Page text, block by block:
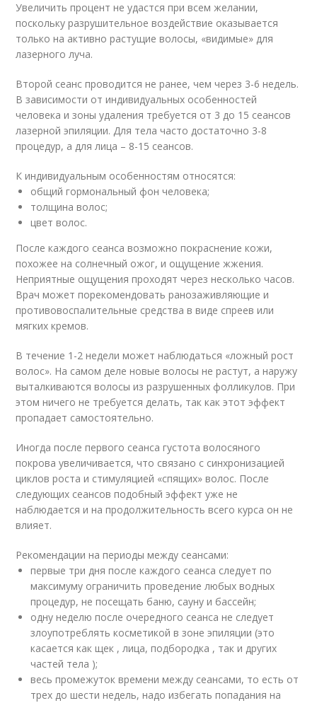
Увеличить процент не удастся при всем желании,
поскольку разрушительное воздействие оказывается
только на активно растущие волосы, «видимые» для
лазерного луча.
Второй сеанс проводится не ранее, чем через 3-6 недель.
В зависимости от индивидуальных особенностей
человека и зоны удаления требуется от 3 до 15 сеансов
лазерной эпиляции. Для тела часто достаточно 3-8
процедур, а для лица – 8-15 сеансов.
К индивидуальным особенностям относятся:
общий гормональный фон человека;
толщина волос;
цвет волос.
После каждого сеанса возможно покраснение кожи,
похожее на солнечный ожог, и ощущение жжения.
Неприятные ощущения проходят через несколько часов.
Врач может порекомендовать ранозаживляющие и
противовоспалительные средства в виде спреев или
мягких кремов.
В течение 1-2 недели может наблюдаться «ложный рост
волос». На самом деле новые волосы не растут, а наружу
выталкиваются волосы из разрушенных фолликулов. При
этом ничего не требуется делать, так как этот эффект
пропадает самостоятельно.
Иногда после первого сеанса густота волосяного
покрова увеличивается, что связано с синхронизацией
циклов роста и стимуляцией «спящих» волос. После
следующих сеансов подобный эффект уже не
наблюдается и на продолжительность всего курса он не
влияет.
Рекомендации на периоды между сеансами:
первые три дня после каждого сеанса следует по
максимуму ограничить проведение любых водных
процедур, не посещать баню, сауну и бассейн;
одну неделю после очередного сеанса не следует
злоупотреблять косметикой в зоне эпиляции (это
касается как щек , лица, подбородка , так и других
частей тела );
весь промежуток времени между сеансами, то есть от
трех до шести недель, надо избегать попадания на